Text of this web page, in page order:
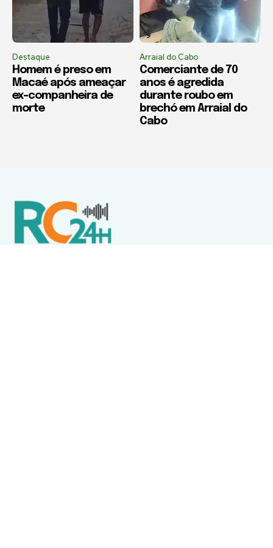
Destaque
Homem é preso em
Macaé após ameaçar
ex-companheira de
morte
Arraial do Cabo
Comerciante de 70
anos é agredida
durante roubo em
brechó em Arraial do
Cabo